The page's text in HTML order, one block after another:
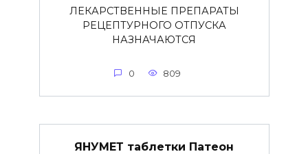
ЛЕКАРСТВЕННЫЕ ПРЕПАРАТЫ
РЕЦЕПТУРНОГО ОТПУСКА
НАЗНАЧАЮТСЯ
0 809
ЯНУМЕТ таблетки Патеон